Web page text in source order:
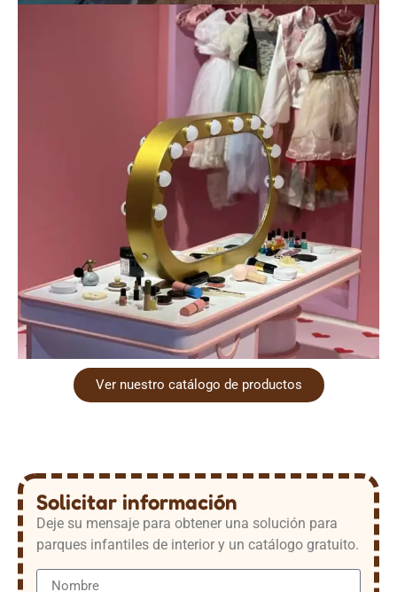
Ver nuestro catálogo de productos
Solicitar información
Deje su mensaje para obtener una solución para
parques infantiles de interior y un catálogo gratuito.